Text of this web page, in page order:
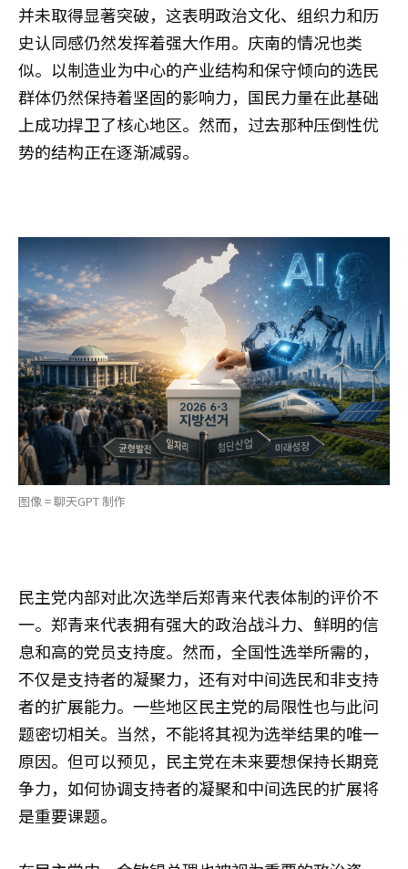
并未取得显著突破，这表明政治文化、组织力和历
史认同感仍然发挥着强大作用。庆南的情况也类
似。以制造业为中心的产业结构和保守倾向的选民
群体仍然保持着坚固的影响力，国民力量在此基础
上成功捍卫了核心地区。然而，过去那种压倒性优
势的结构正在逐渐减弱。
图像 = 聊天GPT 制作
民主党内部对此次选举后郑青来代表体制的评价不
一。郑青来代表拥有强大的政治战斗力、鲜明的信
息和高的党员支持度。然而，全国性选举所需的，
不仅是支持者的凝聚力，还有对中间选民和非支持
者的扩展能力。一些地区民主党的局限性也与此问
题密切相关。当然，不能将其视为选举结果的唯一
原因。但可以预见，民主党在未来要想保持长期竞
争力，如何协调支持者的凝聚和中间选民的扩展将
是重要课题。